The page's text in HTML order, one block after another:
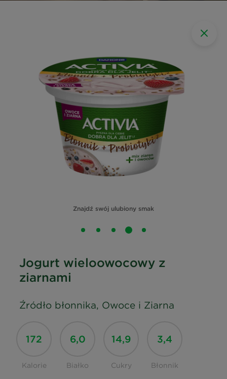
Znajdź swój ulubiony smak
Jogurt wieloowocowy z
ziarnami
Źródło błonnika, Owoce i Ziarna
172
Kalorie
6,0
Białko
14,9
Cukry
3,4
Błonnik